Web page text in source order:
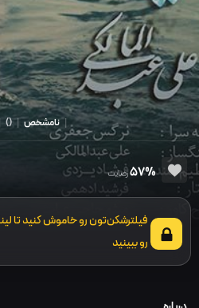
| نامشخص |
()
|
57%رضایت
فیلترشکن‌تون رو خاموش کنید تا
رو ببینید